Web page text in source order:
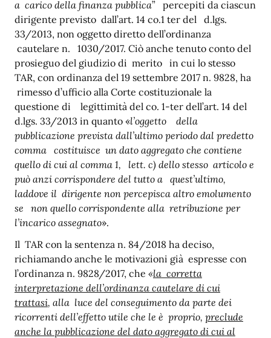
a carico della finanza pubblica” percepiti da ciascun
dirigente previsto dall’art. 14 co.1 ter del d.lgs.
33/2013, non oggetto diretto dell’ordinanza
cautelare n. 1030/2017. Ciò anche tenuto conto del
prosieguo del giudizio di merito in cui lo stesso
TAR, con ordinanza del 19 settembre 2017 n. 9828, ha
rimesso d’ufficio alla Corte costituzionale la
questione di legittimità del co. 1-ter dell’art. 14 del
d.lgs. 33/2013 in quanto «l’oggetto della
pubblicazione prevista dall’ultimo periodo dal predetto
comma costituisce un dato aggregato che contiene
quello di cui al comma 1, lett. c) dello stesso articolo e
può anzi corrispondere del tutto a quest’ultimo,
laddove il dirigente non percepisca altro emolumento
se non quello corrispondente alla retribuzione per
l’incarico assegnato».
Il TAR con la sentenza n. 84/2018 ha deciso,
richiamando anche le motivazioni già espresse con
l’ordinanza n. 9828/2017, che «la corretta
interpretazione dell’ordinanza cautelare di cui
trattasi, alla luce del conseguimento da parte dei
ricorrenti dell’effetto utile che le è proprio, preclude
anche la pubblicazione del dato aggregato di cui al